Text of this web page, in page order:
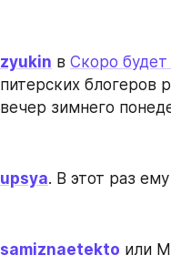
zyukin в Скоро будет
питерских блогеров
вечер зимнего
upsya. В этот раз
samiznaetekto или